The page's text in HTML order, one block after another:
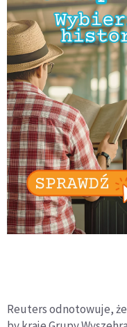
Reuters odnotowuje,